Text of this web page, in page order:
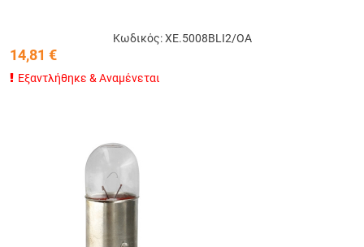
Κωδικός: ΧΕ.5008BLI2/OA
14,81 €
Εξαντλήθηκε & Αναμένεται